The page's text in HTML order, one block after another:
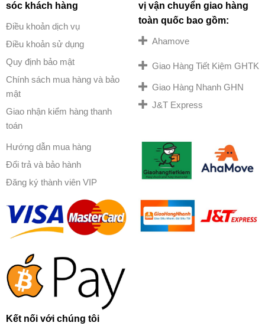
sóc khách hàng
Điều khoản dịch vụ
Điều khoản sử dụng
Quy định bảo mật
Chính sách mua hàng và bảo
mật
Giao nhận kiểm hàng thanh
toán
Hướng dẫn mua hàng
Đổi trả và bảo hành
Đăng ký thành viên VIP
vị vận chuyển giao hàng
toàn quốc bao gồm:
Ahamove
Giao Hàng Tiết Kiệm GHTK
Giao Hàng Nhanh GHN
J&T Express
Kết nối với chúng tôi